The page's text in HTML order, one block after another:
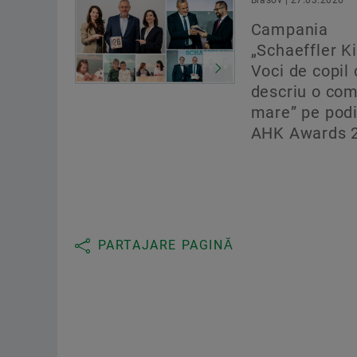
Campania
„Schaeffler
Voci de copil
descriu o
mare” pe
AHK Awards
PARTAJARE PAGINĂ